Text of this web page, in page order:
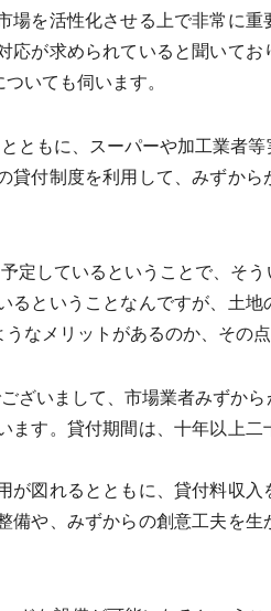
を活性化させる上で非常に重
が求められていると聞いてお
いても伺います。
もに、スーパーや加工業者等
付制度を利用して、みずか
しているということで、そう
ということなんですが、土地
なメリットがあるのか、その点
いまして、市場業者みずか
す。貸付期間は、十年以上
図れるとともに、貸付料収入
や、みずからの創意工夫を